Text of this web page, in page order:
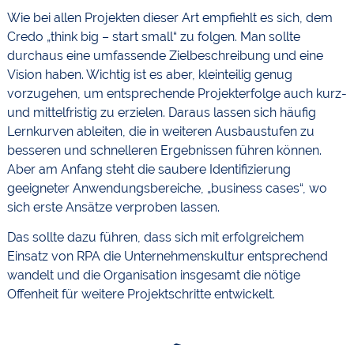
Wie bei allen Projekten dieser Art empfiehlt es sich, dem
Credo „think big – start small“ zu folgen. Man sollte
durchaus eine umfassende Zielbeschreibung und eine
Vision haben. Wichtig ist es aber, kleinteilig genug
vorzugehen, um entsprechende Projekterfolge auch kurz-
und mittelfristig zu erzielen. Daraus lassen sich häufig
Lernkurven ableiten, die in weiteren Ausbaustufen zu
besseren und schnelleren Ergebnissen führen können.
Aber am Anfang steht die saubere Identifizierung
geeigneter Anwendungsbereiche, „business cases“, wo
sich erste Ansätze verproben lassen.
Das sollte dazu führen, dass sich mit erfolgreichem
Einsatz von RPA die Unternehmenskultur entsprechend
wandelt und die Organisation insgesamt die nötige
Offenheit für weitere Projektschritte entwickelt.